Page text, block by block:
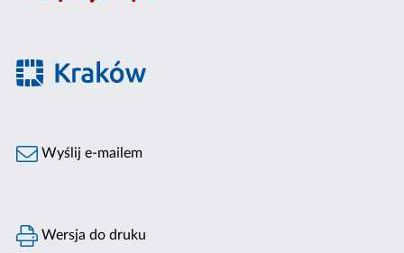
Wyślij e-mailem
Wersja do druku